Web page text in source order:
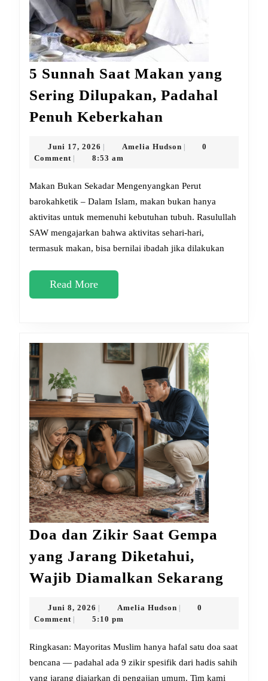
5 Sunnah Saat Makan yang
Sering Dilupakan, Padahal
Penuh Keberkahan
Saat
yang
Sering
Dilupakan,
Padahal
Penuh
Juni 17, 2026 Juni
17,
Amelia HudsonAmelia
0
Comment
8:53 am
Makan Bukan Sekadar Mengenyangkan Perut
barokahketik – Dalam Islam, makan bukan hanya
aktivitas untuk memenuhi kebutuhan tubuh. Rasulullah
SAW mengajarkan bahwa aktivitas sehari-hari,
termasuk makan, bisa bernilai ibadah jika dilakukan
Read MoreRead
More
Doa dan Zikir Saat Gempa
yang Jarang Diketahui,
Wajib Diamalkan Sekarang
yang
Juni 8, 2026 Juni
8,
Amelia HudsonAmelia
0
Comment
5:10 pm
Ringkasan: Mayoritas Muslim hanya hafal satu doa saat
bencana — padahal ada 9 zikir spesifik dari hadis sahih
yang jarang diajarkan di pengajian umum. Tim kami